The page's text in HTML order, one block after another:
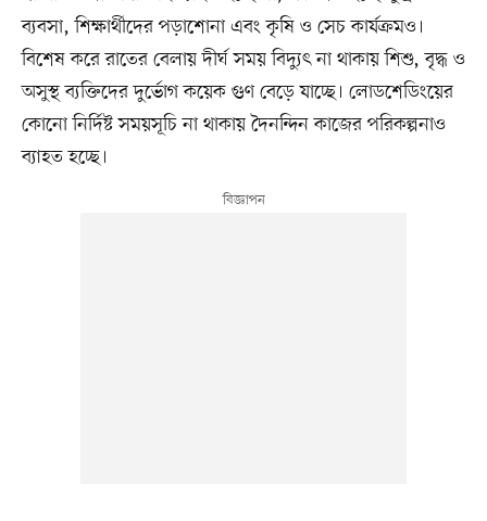
ব্যবসা, শিক্ষার্থীদের পড়াশোনা এবং কৃষি ও সেচ কার্যক্রমও।
বিশেষ করে রাতের বেলায় দীর্ঘ সময় বিদ্যুৎ না থাকায় শিশু, বৃদ্ধ ও
অসুস্থ ব্যক্তিদের দুর্ভোগ কয়েক গুণ বেড়ে যাচ্ছে। লোডশেডিংয়ের
কোনো নির্দিষ্ট সময়সূচি না থাকায় দৈনন্দিন কাজের পরিকল্পনাও
ব্যাহত হচ্ছে।